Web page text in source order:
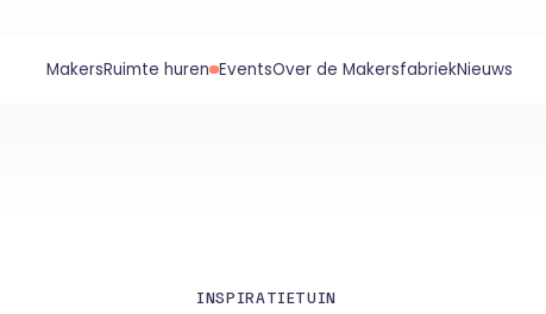
MakersRuimte huren EventsOver de MakersfabriekNieuws
I NS P I RA TI ETU I N